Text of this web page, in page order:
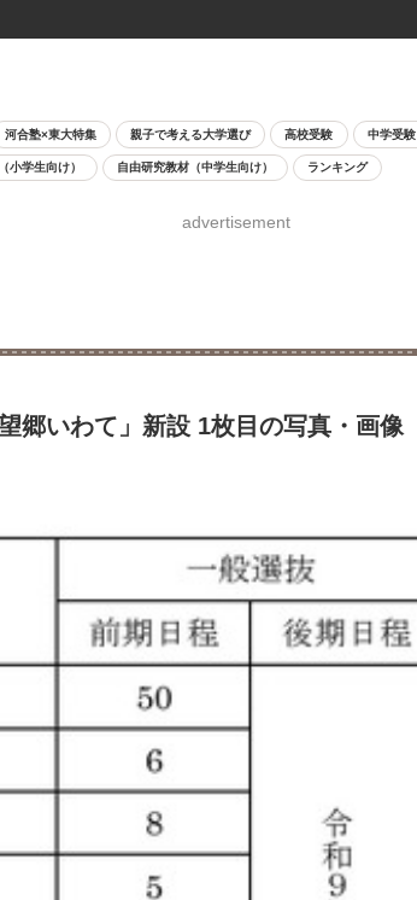
河合塾×東大特集 親子で考える大学選び 高校受験 中学受験
小学生向け） 自由研究教材（中学生向け） ランキング
advertisement
郷いわて」新設 1枚目の写真・画像